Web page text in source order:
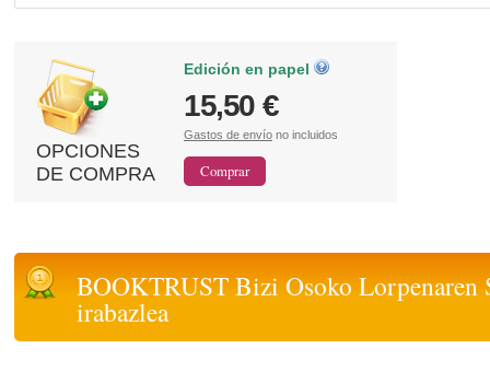
OPCIONES
DE COMPRA
Edición en papel
15,50 €
Gastos de envío no incluidos
BOOKTRUST Bizi Osoko Lorpenaren
irabazlea